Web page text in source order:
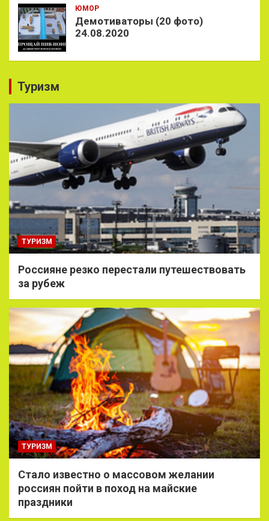
ЮМОР
Демотиваторы (20 фото)
24.08.2020
Туризм
ТУРИЗМ
Россияне резко перестали путешествовать
за рубеж
ТУРИЗМ
Стало известно о массовом желании
россиян пойти в поход на майские
праздники